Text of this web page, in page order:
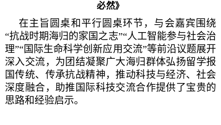
必然》
在主旨圆桌和平行圆桌环节，与会嘉宾围绕
“抗战时期海归的家国之志”“人工智能参与社会治
理”“国际生命科学创新应用交流”等前沿议题展开
深入交流，为团结凝聚广大海归群体弘扬留学报
国传统、传承抗战精神，推动科技与经济、社会
深度融合，助推国际科技交流合作提供了宝贵的
思路和经验启示。